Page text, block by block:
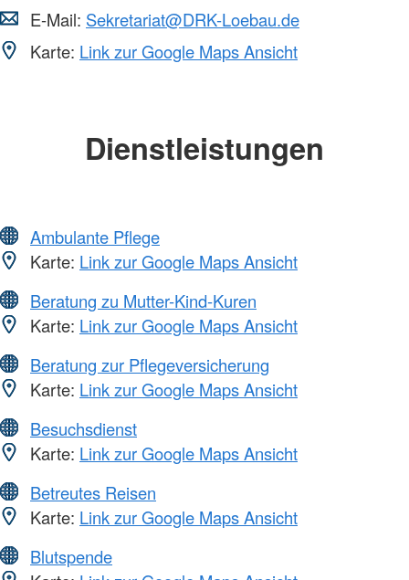
E-Mail: Sekretariat@DRK-Loebau.de
Karte: Link zur Google Maps Ansicht
Dienstleistungen
Ambulante Pflege
Karte: Link zur Google Maps Ansicht
Beratung zu Mutter-Kind-Kuren
Karte: Link zur Google Maps Ansicht
Beratung zur Pflegeversicherung
Karte: Link zur Google Maps Ansicht
Besuchsdienst
Karte: Link zur Google Maps Ansicht
Betreutes Reisen
Karte: Link zur Google Maps Ansicht
Blutspende